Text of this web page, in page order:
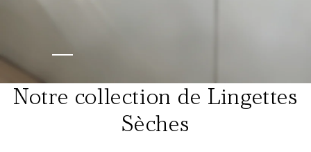
Notre collection de Lingettes
Sèches